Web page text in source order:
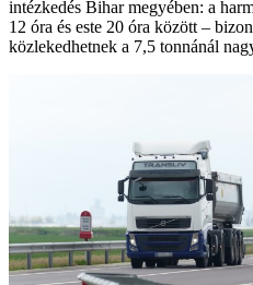
intézkedés Bihar megyében: a
12 óra és este 20 óra között –
közlekedhetnek a 7,5 tonnánál